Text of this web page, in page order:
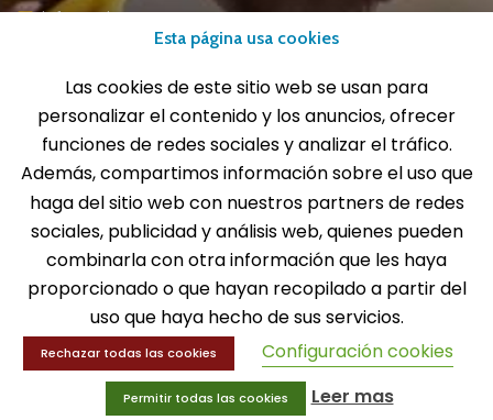
info@gui-an.com
Whatsapp: 609 72 24 10
Fax: 916 537 814
SOLICITA INFORMACIÓN
MENÚ
Balones
Deportes
Educación física
Entrenamiento y educación física
Esta página usa cookies
Las cookies de este sitio web se usan para
personalizar el contenido y los anuncios, ofrecer
funciones de redes sociales y analizar el tráfico.
Además, compartimos información sobre el uso que
haga del sitio web con nuestros partners de redes
sociales, publicidad y análisis web, quienes pueden
combinarla con otra información que les haya
proporcionado o que hayan recopilado a partir del
uso que haya hecho de sus servicios.
Rechazar todas las cookies Configuración cookies
Permitir todas las cookies Leer mas